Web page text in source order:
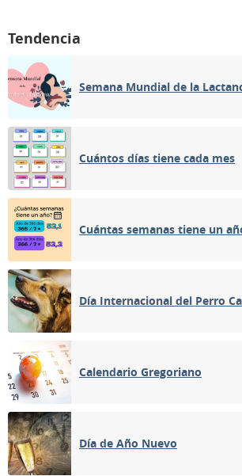
Tendencia
Semana Mundial de la
Cuántos días tiene cada mes
Cuántas semanas tiene un
Día Internacional del Perro
Calendario Gregoriano
Día de Año Nuevo